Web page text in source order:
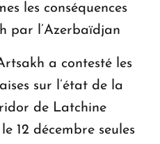
les conséquences
par l’Azerbaïdjan
a contesté les
sur l’état de la
de Latchine
12 décembre seules